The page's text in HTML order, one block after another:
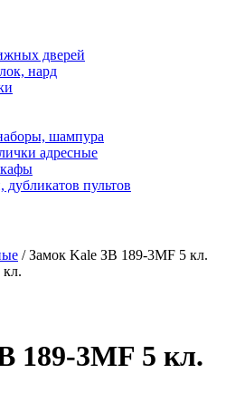
дверей
нард
шампура
адресные
пультов
/ Замок Kale ЗВ 189-3МF 5 кл.
189-3МF 5 кл.